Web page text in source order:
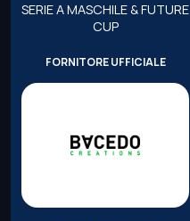
SERIE A MASCHILE & FUTURE
CUP
FORNITORE UFFICIALE